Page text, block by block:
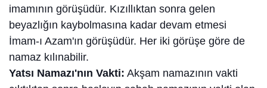
imamının görüşüdür. Kızıllıktan sonra gelen
beyazlığın kaybolmasına kadar devam etmesi
İmam-ı Azam'ın görüşüdür. Her iki görüşe göre de
namaz kılınabilir.
Yatsı Namazı'nın Vakti: Akşam namazının vakti